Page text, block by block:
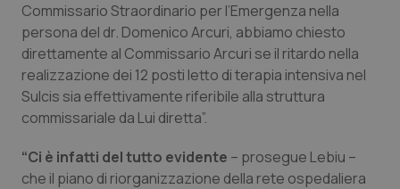
Molise
Piemonte
Provincia Autonoma di Bolzano
Provincia Autonoma di Trento
Epatiti
HIV
Infezioni & Febbre
Ipertensione & Scompenso
Commissario Straordinario per l’Emergenza nella
persona del dr. Domenico Arcuri, abbiamo chiesto
direttamente al Commissario Arcuri se il ritardo nella
realizzazione dei 12 posti letto di terapia intensiva nel
Sulcis sia effettivamente riferibile alla struttura
commissariale da Lui diretta”.
“Ci è infatti del tutto evidente – prosegue Lebiu –
che il piano di riorganizzazione della rete ospedaliera